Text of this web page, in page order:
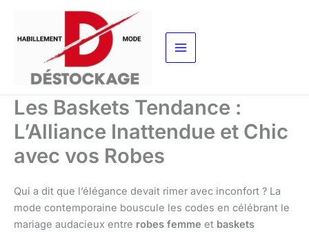
contenu
Les Baskets Tendance :
L’Alliance Inattendue et Chic
avec vos Robes
Qui a dit que l’élégance devait rimer avec inconfort ? La
mode contemporaine bouscule les codes en célébrant le
mariage audacieux entre robes femme et baskets